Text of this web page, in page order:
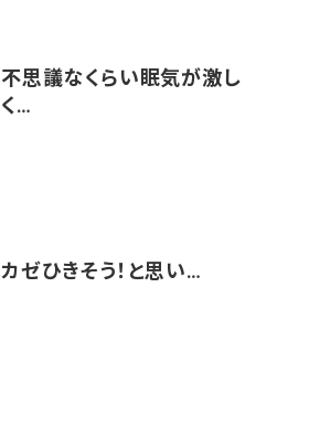
不思議なくらい眠気が激し
く…
カゼひきそう！と思い…